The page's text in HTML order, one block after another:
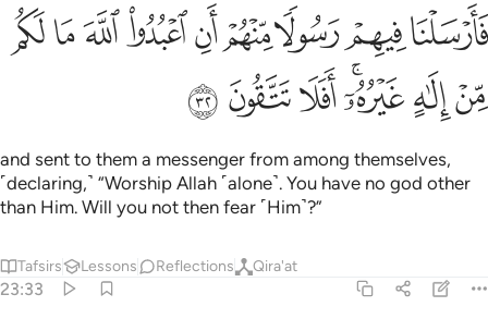
فارسلنا فيهم رسولا منهم ان اعبدوا الله ما لكم من الاه غيره افلا تتقون
فَأَرْسَلْنَا فِيهِمْ رَسُولًۭا مِّنْهُمْ أَنِ ٱعْبُدُوا۟ ٱللَّهَ مَا لَكُم مِّنْ إِلَـٰهٍ غَيْرُهُۥٓ ۖ أَفَلَا
ﱩﱪﱫﱬﱭﱮﱯﱰﱱ
ﱲﱳﱴﱵﱶﱷﱸ
and sent to them a messenger from among themselves,
˹declaring,˺ “Worship Allah ˹alone˺. You have no god other
than Him. Will you not then fear ˹Him˺?”
Tafsirs Lessons Reflections Qira'at
23:33